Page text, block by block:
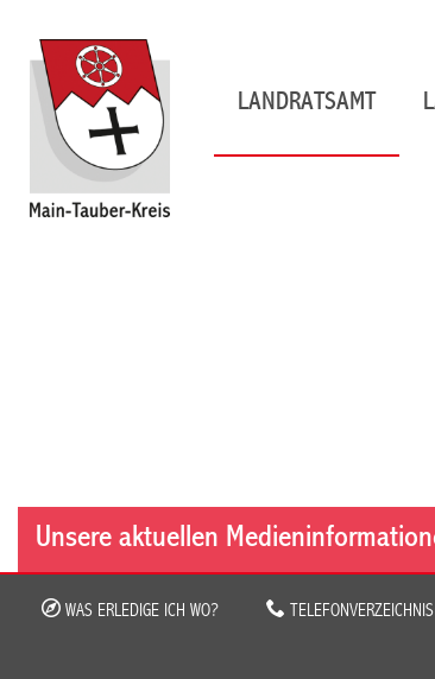
LANDRATSAMT
Unsere aktuellen
WAS ERLEDIGE ICH WO? TELEFONVERZEICHNIS